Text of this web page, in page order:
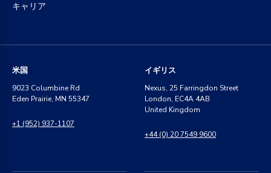
キャリア
米国
9023 Columbine Rd
Eden Prairie, MN 55347
+1 (952) 937-1107
イギリス
Nexus, 25 Farringdon Street
London, EC4A 4AB
United Kingdom
+44 (0) 20 7549 9600